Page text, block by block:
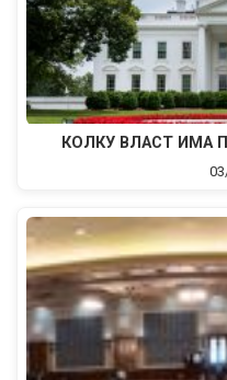
КОЛКУ ВЛАСТ ИМА